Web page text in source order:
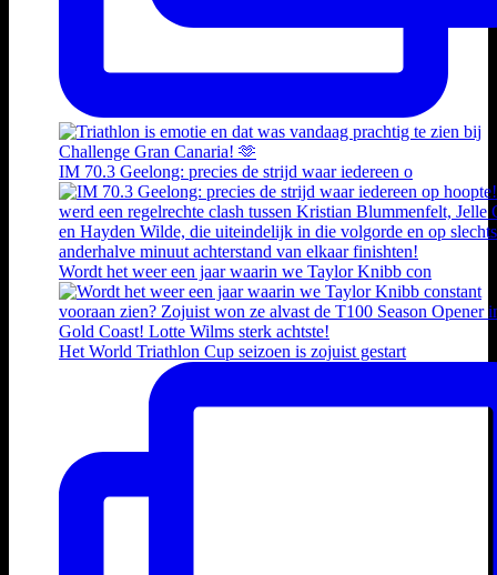
IM 70.3 Geelong: precies de strijd waar iedereen o
Wordt het weer een jaar waarin we Taylor Knibb con
Het World Triathlon Cup seizoen is zojuist gestart